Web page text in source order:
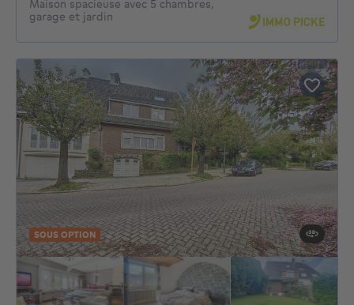
Maison spacieuse avec 5 chambres,
garage et jardin
SOUS OPTION